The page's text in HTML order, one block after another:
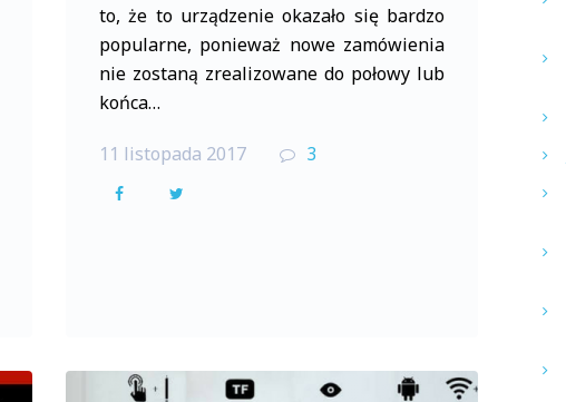
to, że to urządzenie okazało się bardzo
popularne, ponieważ nowe zamówienia
nie zostaną zrealizowane do połowy lub
końca…
11 listopada 2017 3
F
o